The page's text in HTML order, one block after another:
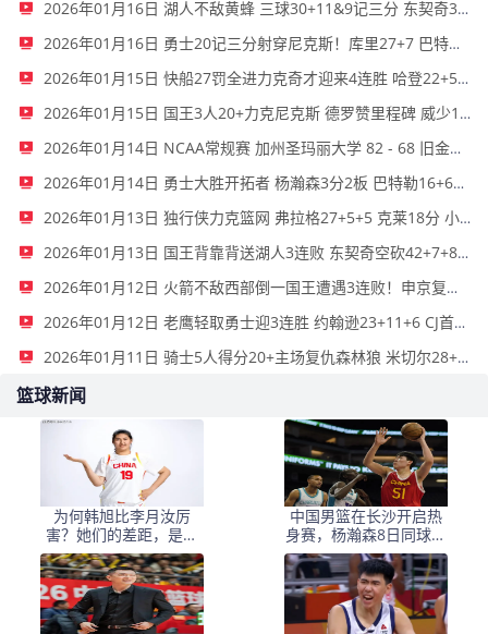
2026年01月16日 湖人不敌黄蜂 三球30+11&9记三分 东契奇39分 詹姆斯29+9+6
2026年01月16日 勇士20记三分射穿尼克斯！库里27+7 巴特勒32+8 穆迪三分9中7
2026年01月15日 快船27罚全进力克奇才迎来4连胜 哈登22+5+8 伦纳德33分4断
2026年01月15日 国王3人20+力克尼克斯 德罗赞里程碑 威少11助 布伦森伤退
2026年01月14日 NCAA常规赛 加州圣玛丽大学 82 - 68 旧金山大学 全场集锦
2026年01月14日 勇士大胜开拓者 杨瀚森3分2板 巴特勒16+6+5 库里9中2送11助
2026年01月13日 独行侠力克篮网 弗拉格27+5+5 克莱18分 小波特28+9
2026年01月13日 国王背靠背送湖人3连败 东契奇空砍42+7+8+4断 威少22+5+7
2026年01月12日 火箭不敌西部倒一国王遭遇3连败！申京复出19+9 阿门31+13+6
2026年01月12日 老鹰轻取勇士迎3连胜 约翰逊23+11+6 CJ首秀12分 库里31+5
2026年01月11日 骑士5人得分20+主场复仇森林狼 米切尔28+8 爱德华兹25+5
篮球新闻
为何韩旭比李月汝厉
害？她们的差距，是张
子宇选秀顺位暴跌的原
因
中国男篮在长沙开启热
身赛，杨瀚森8日同球队
会合